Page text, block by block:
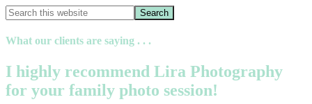
What our clients are saying . . .
I highly recommend Lira Photography
for your family photo session!